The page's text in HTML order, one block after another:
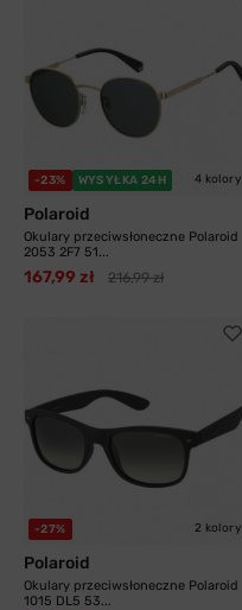
-23% WYSYŁKA 24H 4 kolory
Polaroid
Okulary przeciwsłoneczne Polaroid
2053 2F7 51...
167,99 zł 216,99 zł
-27% 2 kolory
Polaroid
Okulary przeciwsłoneczne Polaroid
1015 DL5 53...